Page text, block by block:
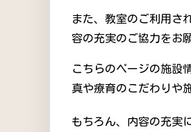
また、教室のご利用さ
容の充実のご協力をお
こちらのページの施設
真や療育のこだわりや
もちろん、内容の充実